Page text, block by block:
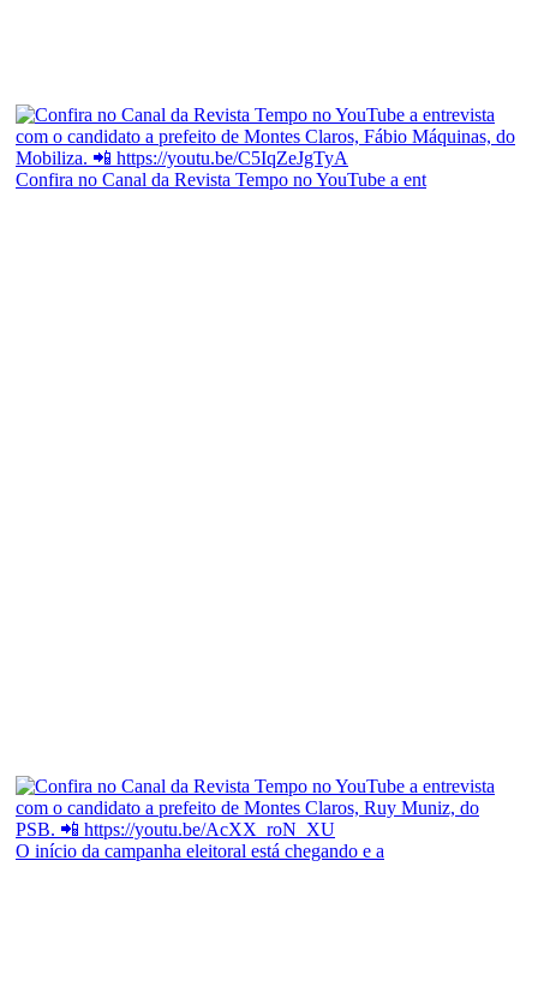
Confira no Canal da Revista Tempo no YouTube a ent
O início da campanha eleitoral está chegando e a